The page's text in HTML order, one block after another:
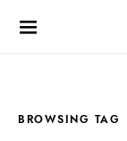
BROWSING TAG